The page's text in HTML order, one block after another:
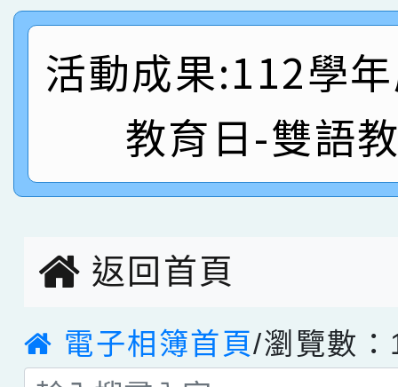
創客第三名。
賽 洪綺君教師榮獲社
名
賀！本校阿巴斯O蜜、
倩參加桃園市科展 國
名 指導老師王老師、
賀！本校四年二班張O
園市英語競賽國小朗
指導老師林老師
賀！本校參加桃園市中
賽 劉文瑛教師榮獲教
臺灣台語-第二名
賀！本校參與2026世
市賽榮獲科學小創客佳
活動成果:112學
教育日-雙語
返回首頁
電子相簿首頁/瀏覽數